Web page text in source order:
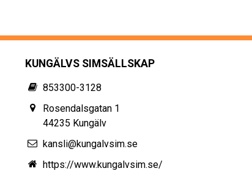
KUNGÄLVS SIMSÄLLSKAP
853300-3128
Rosendalsgatan 1
44235 Kungälv
kansli@kungalvsim.se
https://www.kungalvsim.se/